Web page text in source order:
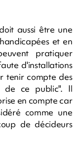
aussi être une
et en
pratiquer
d'installations
tenir compte des
de ce public". Il
en compte car
comme une
de décideurs